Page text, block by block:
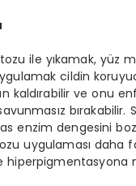
ile yıkamak, yüz
cildin
kaldırabilir ve onu
bırakabilir.
enzim dengesini
uygulaması daha
hiperpigmentasyona